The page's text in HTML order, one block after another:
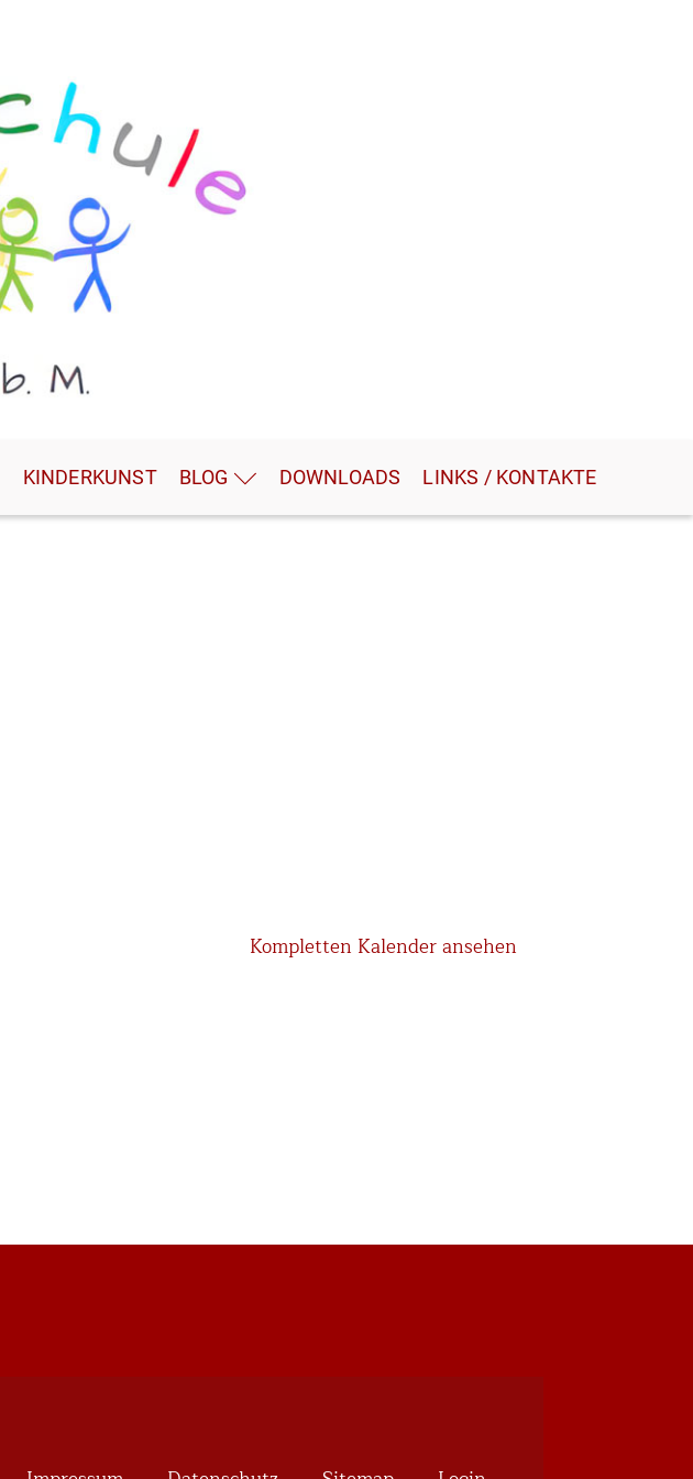
KINDERKUNST BLOG DOWNLOADS LINKS / KONTAKTE
Kompletten Kalender ansehen